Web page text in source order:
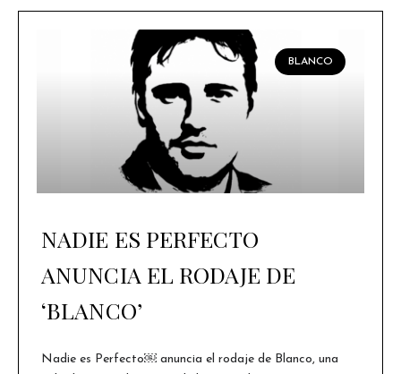
BLANCO
NADIE ES PERFECTO
ANUNCIA EL RODAJE DE
‘BLANCO’
Nadie es Perfecto￼ anuncia el rodaje de Blanco, una